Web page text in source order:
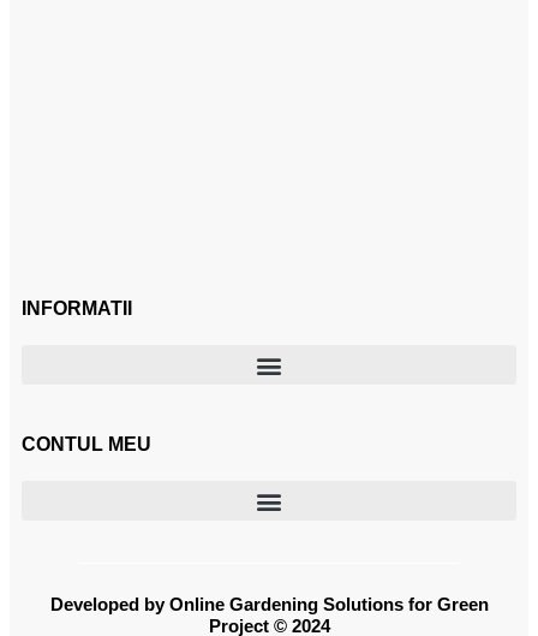
INFORMATII
CONTUL MEU
Developed by Online Gardening Solutions for Green
Project © 2024